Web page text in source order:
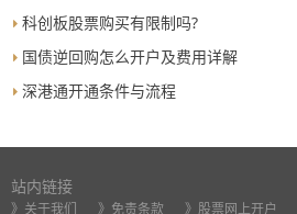
科创板股票购买有限制吗?
国债逆回购怎么开户及费用详解
深港通开通条件与流程
站内链接
》关于我们 》免责条款 》股票网上开户